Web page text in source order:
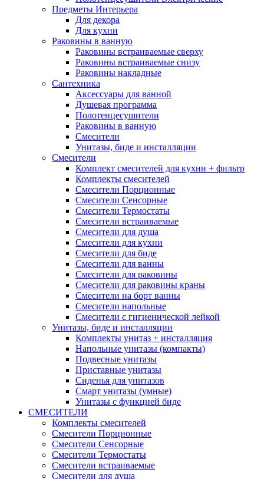
Предметы Интерьера
Для декора
Для кухни
Раковины в ванную
Раковины встраиваемые сверху
Раковины встраиваемые снизу
Раковины накладные
Сантехника
Аксессуары для ванной
Душевая программа
Полотенцесушители
Раковины в ванную
Смесители
Унитазы, биде и инсталляции
Смесители
Комплект смесителей для кухни + фильтр
Комплекты смесителей
Смесители Порционные
Смесители Сенсорные
Смесители Термостаты
Смесители встраиваемые
Смесители для душа
Смесители для кухни
Смесители для биде
Смесители для ванны
Смесители для раковины
Смесители для раковины краны
Смесители на борт ванны
Смесители напольные
Смесители с гигиенической лейкой
Унитазы, биде и инсталляции
Комплекты унитаз + инсталляция
Напольные унитазы (компакты)
Подвесные унитазы
Приставные унитазы
Сиденья для унитазов
Смарт унитазы (умные)
Унитазы с функцией биде
СМЕСИТЕЛИ
Комплекты смесителей
Смесители Порционные
Смесители Сенсорные
Смесители Термостаты
Смесители встраиваемые
Смесители для душа